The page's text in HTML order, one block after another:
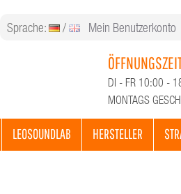
Sprache: / Mein Benutzerkonto
DI - FR 10:00 -
MONTAGS
LEOSOUNDLAB HERSTELLER